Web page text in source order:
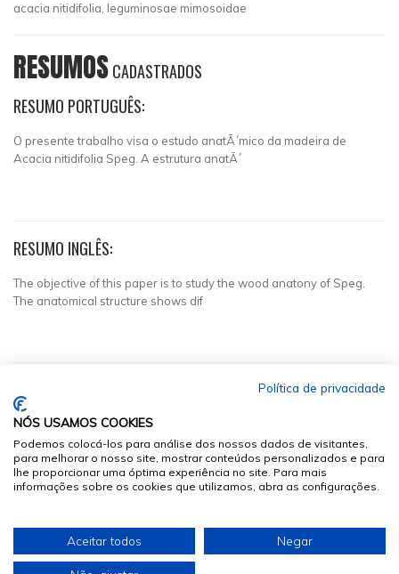
acacia nitidifolia, leguminosae mimosoidae
RESUMOSCADASTRADOS
RESUMO PORTUGUÊS:
O presente trabalho visa o estudo anatÃ´mico da madeira de
Acacia nitidifolia Speg. A estrutura anatÃ´
RESUMO INGLÊS:
The objective of this paper is to study the wood anatony of Speg.
The anatomical structure shows dif
© 2026 Sumários.org
. Todos os Direitos Reservados
Desenvolvido por
Política de privacidade
NÓS USAMOS COOKIES
Podemos colocá-los para análise dos nossos dados de visitantes,
para melhorar o nosso site, mostrar conteúdos personalizados e para
lhe proporcionar uma óptima experiência no site. Para mais
informações sobre os cookies que utilizamos, abra as configurações.
Aceitar todos Negar